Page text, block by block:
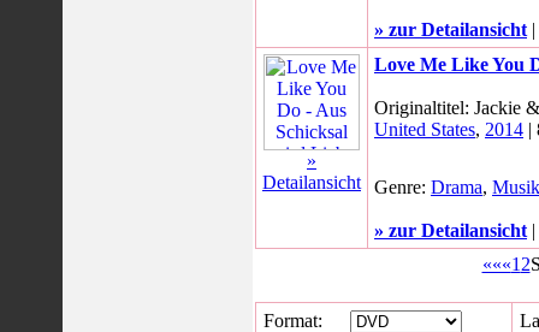
» zur Detailansicht |
»
Detailansicht
Love Me Like You
Originaltitel: Jackie
United States, 2014 |
Genre: Drama, Musik
» zur Detailansicht |
«««1 2
Format: